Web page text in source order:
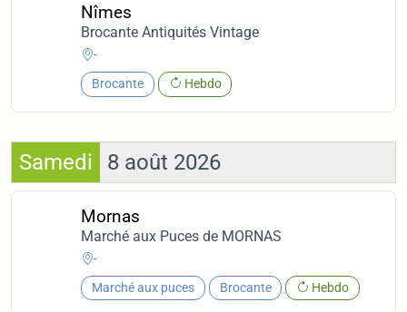
Nîmes
Brocante Antiquités Vintage
-
Brocante Hebdo
Samedi 8 août 2026
Mornas
Marché aux Puces de MORNAS
-
Marché aux puces Brocante Hebdo